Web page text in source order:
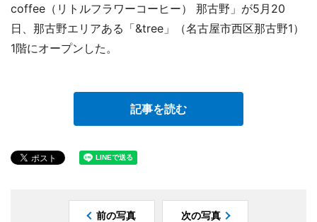
coffee（リトルフラワーコーヒー） 那古野」が5月20
日、那古野エリアある「&tree」（名古屋市西区那古野1）
1階にオープンした。
記事を読む
前の写真 次の写真